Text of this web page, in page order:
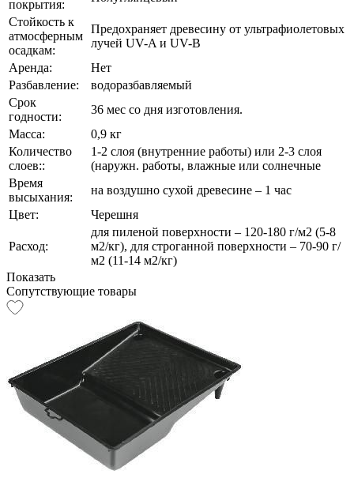
покрытия:
Стойкость к
атмосферным
осадкам:
Предохраняет древесину от ультрафиолетовых
лучей UV-A и UV-B
Аренда:
Нет
Разбавление:
водоразбавляемый
Срок
годности:
36 мес со дня изготовления.
Масса:
0,9 кг
Количество
слоев::
1-2 слоя (внутренние работы) или 2-3 слоя
(наружн. работы, влажные или солнечные
Время
высыхания:
на воздушно сухой древесине – 1 час
Цвет:
Черешня
Расход:
для пиленой поверхности – 120-180 г/м2 (5-8
м2/кг), для строганной поверхности – 70-90 г/
м2 (11-14 м2/кг)
Показать
Сопутствующие товары